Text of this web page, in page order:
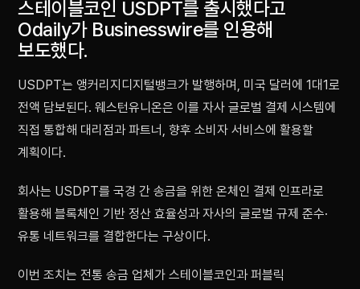
스테이블코인 USDPT를 출시했다고
Odaily가 Businesswire를 인용해
보도했다.
USDPT는 앵커리지디지털뱅크가 발행하며, 미국 달러에 1대1로
전액 담보된다. 웨스턴유니온은 이를 자사 글로벌 결제 시스템에
직접 통합해 대리점과 파트너, 향후 소비자 서비스에 활용할
계획이다.
회사는 USDPT를 국경 간 송금을 위한 온체인 결제 인프라로
활용해 블록체인 기반 정산 효율성과 자사의 글로벌 규제 준수·
유통 네트워크를 결합한다는 구상이다.
이번 조치는 전통 송금 업체가 스테이블코인과 퍼블릭